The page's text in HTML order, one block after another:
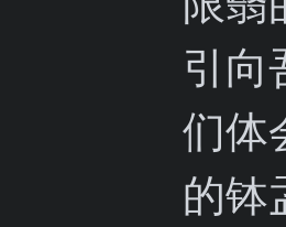
引向
们体
的钵